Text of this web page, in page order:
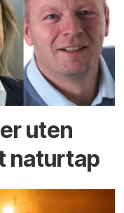
uten
naturtap